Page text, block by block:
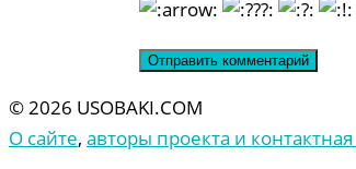
© 2026 USOBAKI.COM
О сайте, авторы проекта и